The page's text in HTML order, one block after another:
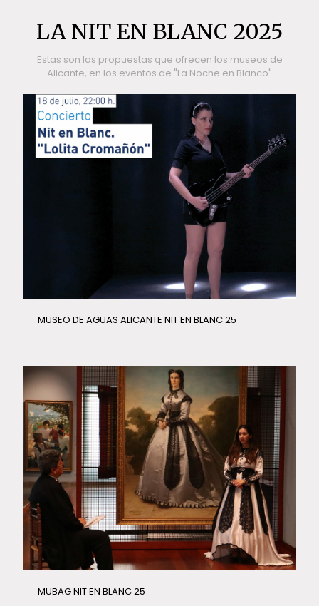
LA NIT EN BLANC 2025
Estas son las propuestas que ofrecen los museos de
Alicante, en los eventos de "La Noche en Blanco"
MUSEO DE AGUAS ALICANTE NIT EN BLANC 25
MUBAG NIT EN BLANC 25